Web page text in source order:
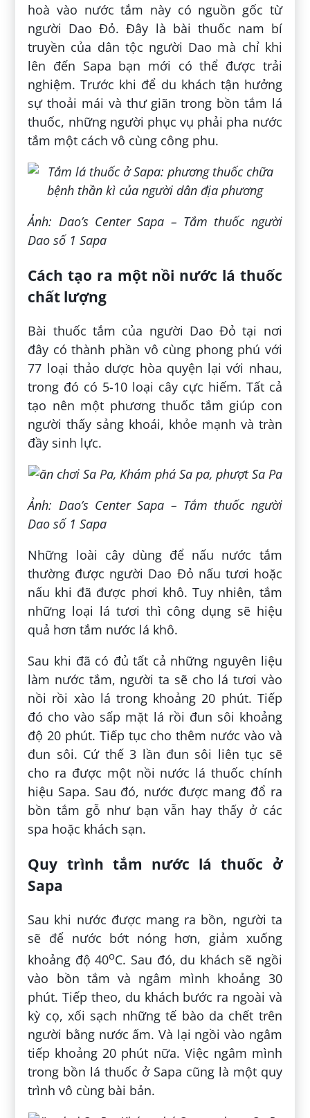
hoà vào nước tắm này có nguồn gốc từ
người Dao Đỏ. Đây là bài thuốc nam bí
truyền của dân tộc người Dao mà chỉ khi
lên đến Sapa bạn mới có thể được trải
nghiệm. Trước khi để du khách tận hưởng
sự thoải mái và thư giãn trong bồn tắm lá
thuốc, những người phục vụ phải pha nước
tắm một cách vô cùng công phu.
Ảnh: Dao’s Center Sapa – Tắm thuốc người
Dao số 1 Sapa
Cách tạo ra một nồi nước lá thuốc
chất lượng
Bài thuốc tắm của người Dao Đỏ tại nơi
đây có thành phần vô cùng phong phú với
77 loại thảo dược hòa quyện lại với nhau,
trong đó có 5-10 loại cây cực hiếm. Tất cả
tạo nên một phương thuốc tắm giúp con
người thấy sảng khoái, khỏe mạnh và tràn
đầy sinh lực.
Ảnh: Dao’s Center Sapa – Tắm thuốc người
Dao số 1 Sapa
Những loài cây dùng để nấu nước tắm
thường được người Dao Đỏ nấu tươi hoặc
nấu khi đã được phơi khô. Tuy nhiên, tắm
những loại lá tươi thì công dụng sẽ hiệu
quả hơn tắm nước lá khô.
Sau khi đã có đủ tất cả những nguyên liệu
làm nước tắm, người ta sẽ cho lá tươi vào
nồi rồi xào lá trong khoảng 20 phút. Tiếp
đó cho vào sấp mặt lá rồi đun sôi khoảng
độ 20 phút. Tiếp tục cho thêm nước vào và
đun sôi. Cứ thế 3 lần đun sôi liên tục sẽ
cho ra được một nồi nước lá thuốc chính
hiệu Sapa. Sau đó, nước được mang đổ ra
bồn tắm gỗ như bạn vẫn hay thấy ở các
spa hoặc khách sạn.
Quy trình tắm nước lá thuốc ở
Sapa
Sau khi nước được mang ra bồn, người ta
sẽ để nước bớt nóng hơn, giảm xuống
khoảng độ 40oC. Sau đó, du khách sẽ ngồi
vào bồn tắm và ngâm mình khoảng 30
phút. Tiếp theo, du khách bước ra ngoài và
kỳ cọ, xối sạch những tế bào da chết trên
người bằng nước ấm. Và lại ngồi vào ngâm
tiếp khoảng 20 phút nữa. Việc ngâm mình
trong bồn lá thuốc ở Sapa cũng là một quy
trình vô cùng bài bản.